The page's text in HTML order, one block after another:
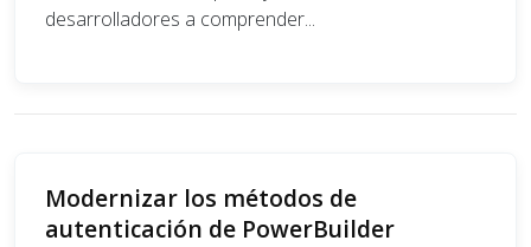
desarrolladores a comprender...
Modernizar los métodos de
autenticación de PowerBuilder